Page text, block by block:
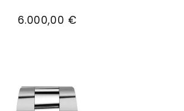
6.000,00 €